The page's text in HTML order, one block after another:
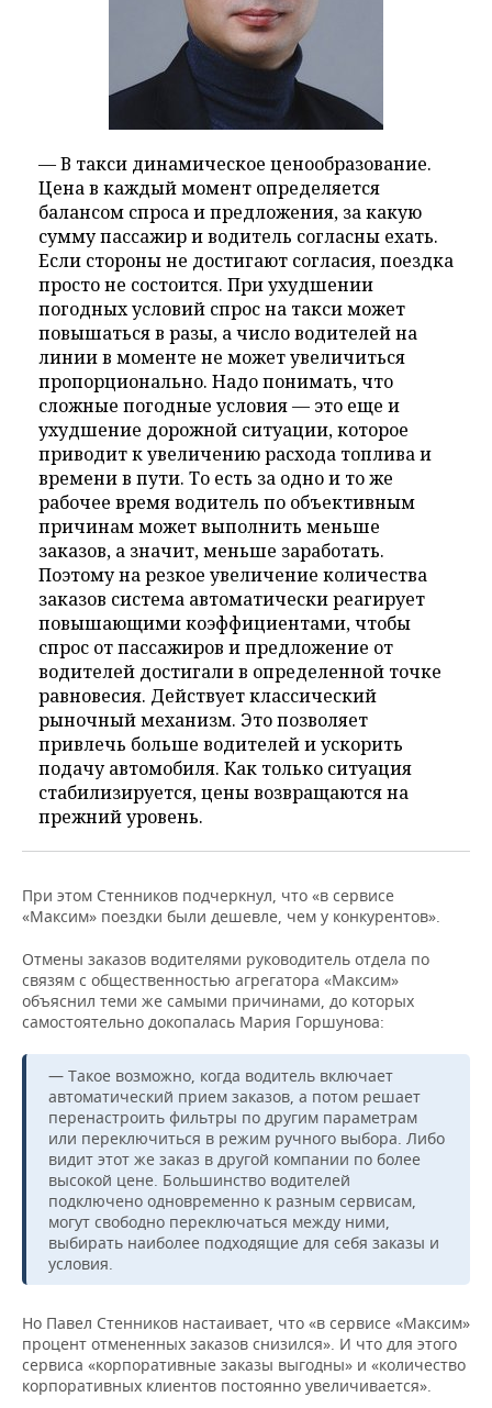
— В такси динамическое ценообразование.
Цена в каждый момент определяется
балансом спроса и предложения, за какую
сумму пассажир и водитель согласны ехать.
Если стороны не достигают согласия, поездка
просто не состоится. При ухудшении
погодных условий спрос на такси может
повышаться в разы, а число водителей на
линии в моменте не может увеличиться
пропорционально. Надо понимать, что
сложные погодные условия — это еще и
ухудшение дорожной ситуации, которое
приводит к увеличению расхода топлива и
времени в пути. То есть за одно и то же
рабочее время водитель по объективным
причинам может выполнить меньше
заказов, а значит, меньше заработать.
Поэтому на резкое увеличение количества
заказов система автоматически реагирует
повышающими коэффициентами, чтобы
спрос от пассажиров и предложение от
водителей достигали в определенной точке
равновесия. Действует классический
рыночный механизм. Это позволяет
привлечь больше водителей и ускорить
подачу автомобиля. Как только ситуация
стабилизируется, цены возвращаются на
прежний уровень.
При этом Стенников подчеркнул, что «в сервисе
«Максим» поездки были дешевле, чем у конкурентов».
Отмены заказов водителями руководитель отдела по
связям с общественностью агрегатора «Максим»
объяснил теми же самыми причинами, до которых
самостоятельно докопалась Мария Горшунова:
— Такое возможно, когда водитель включает
автоматический прием заказов, а потом решает
перенастроить фильтры по другим параметрам
или переключиться в режим ручного выбора. Либо
видит этот же заказ в другой компании по более
высокой цене. Большинство водителей
подключено одновременно к разным сервисам,
могут свободно переключаться между ними,
выбирать наиболее подходящие для себя заказы и
условия.
Но Павел Стенников настаивает, что «в сервисе «Максим»
процент отмененных заказов снизился». И что для этого
сервиса «корпоративные заказы выгодны» и «количество
корпоративных клиентов постоянно увеличивается».